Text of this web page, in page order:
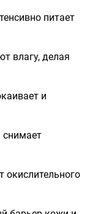
питает
влагу, делая
и
снимает